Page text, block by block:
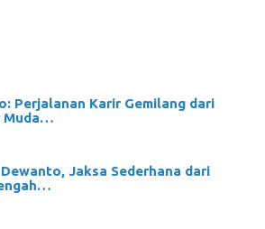
Perjalanan Karir Gemilang dari
Muda…
Jaksa Sederhana dari